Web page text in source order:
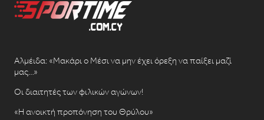
Αλμέιδα: «Μακάρι ο Μέσι να μην έχει όρεξη να παίξει μαζί
μας…»
Οι διαιτητές των φιλικών αγώνων!
«Η ανοικτή προπόνηση του Θρύλου»